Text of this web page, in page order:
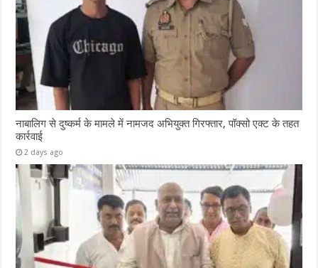
नाबालिग से दुष्कर्म के मामले में नामजद अभियुक्त गिरफ्तार, पॉक्सो एक्ट के तहत
कार्रवाई
2 days ago